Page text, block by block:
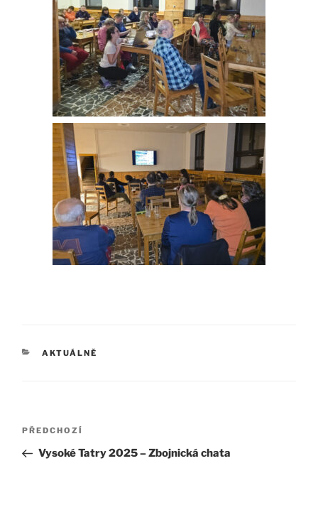
RUBRIKY
AKTUÁLNĚ
Navigace
příspěvek
Předchozí
příspěvek
PŘEDCHOZÍ
Vysoké Tatry 2025 – Zbojnická chata